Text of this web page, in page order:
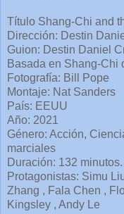
Título Shang-Chi and
Dirección: Destin
Guion: Destin Daniel
Basada en Shang-Chi
Fotografía: Bill Pope
Montaje: Nat Sanders
País: EEUU
Año: 2021
Género: Acción,
marciales
Duración: 132 minutos.
Protagonistas: Simu
Zhang , Fala Chen ,
Kingsley , Andy Le